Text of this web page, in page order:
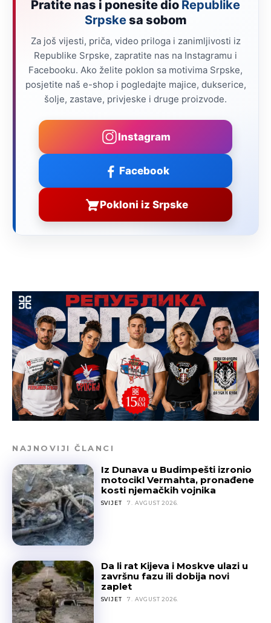
Pratite nas i ponesite dio Republike
Srpskesa sobom
Za još vijesti, priča, video priloga i zanimljivosti iz
Republike Srpske, zapratite nas na Instagramu i
Facebooku. Ako želite poklon sa motivima Srpske,
posjetite naš e-shop i pogledajte majice, dukserice,
šolje, zastave, privjeske i druge proizvode.
Instagram
Facebook
Pokloni iz Srpske
NAJNOVIJI ČLANCI
Iz Dunava u Budimpešti izronio
motocikl Vermahta, pronađene
kosti njemačkih vojnika
SVIJET 7. AVGUST 2026.
Da li rat Kijeva i Moskve ulazi u
završnu fazu ili dobija novi
zaplet
SVIJET 7. AVGUST 2026.